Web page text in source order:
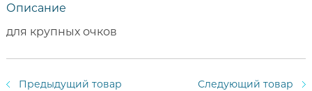
Описание
для крупных очков
Предыдущий товар Следующий товар